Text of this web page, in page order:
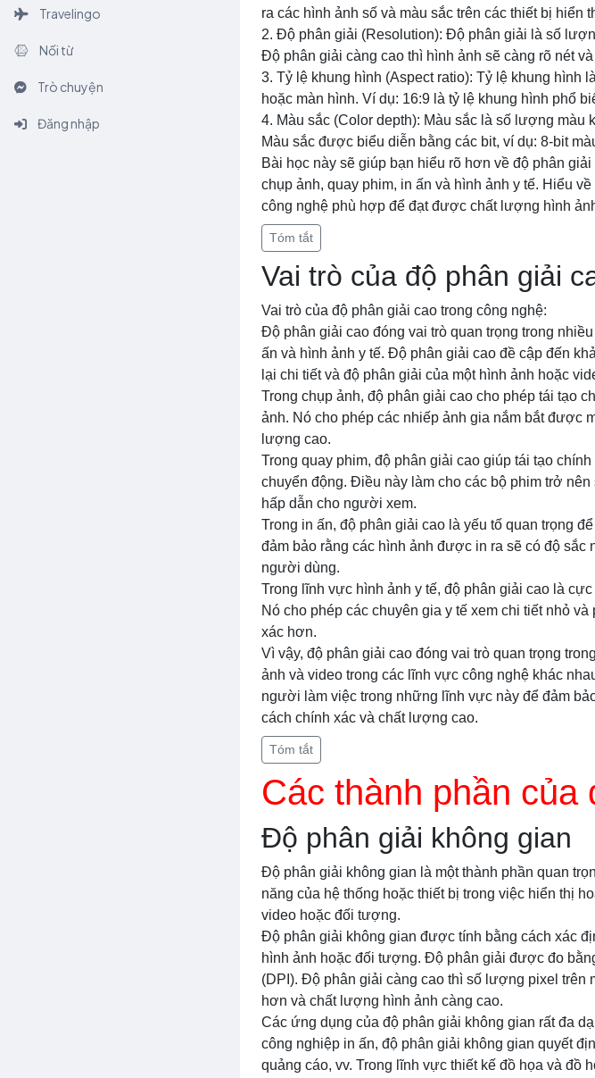
Travelingo
Nối từ
Trò chuyện
Đăng nhập
ra các hình ảnh số và màu sắc trên các thiết bị hiển
2. Độ phân giải (Resolution): Độ phân giải là số
Độ phân giải càng cao thì hình ảnh sẽ càng rõ nét
3. Tỷ lệ khung hình (Aspect ratio): Tỷ lệ khung hình
hoặc màn hình. Ví dụ: 16:9 là tỷ lệ khung hình phổ
4. Màu sắc (Color depth): Màu sắc là số lượng màu
Màu sắc được biểu diễn bằng các bit, ví dụ: 8-bit
Bài học này sẽ giúp bạn hiểu rõ hơn về độ phân
chụp ảnh, quay phim, in ấn và hình ảnh y tế. Hiểu
công nghệ phù hợp để đạt được chất lượng hình
Tóm tắt
Vai trò của độ phân giải
Vai trò của độ phân giải cao trong công nghệ:
Độ phân giải cao đóng vai trò quan trọng trong
ấn và hình ảnh y tế. Độ phân giải cao đề cập đến
lại chi tiết và độ phân giải của một hình ảnh hoặc
Trong chụp ảnh, độ phân giải cao cho phép tái tạo
ảnh. Nó cho phép các nhiếp ảnh gia nắm bắt được
lượng cao.
Trong quay phim, độ phân giải cao giúp tái tạo
chuyển động. Điều này làm cho các bộ phim trở
hấp dẫn cho người xem.
Trong in ấn, độ phân giải cao là yếu tố quan trọng
đảm bảo rằng các hình ảnh được in ra sẽ có độ
người dùng.
Trong lĩnh vực hình ảnh y tế, độ phân giải cao là
Nó cho phép các chuyên gia y tế xem chi tiết nhỏ
xác hơn.
Vì vậy, độ phân giải cao đóng vai trò quan trọng
ảnh và video trong các lĩnh vực công nghệ khác
người làm việc trong những lĩnh vực này để đảm
cách chính xác và chất lượng cao.
Tóm tắt
Các thành phần của
Độ phân giải không gian
Độ phân giải không gian là một thành phần quan
năng của hệ thống hoặc thiết bị trong việc hiển thị
video hoặc đối tượng.
Độ phân giải không gian được tính bằng cách xác
hình ảnh hoặc đối tượng. Độ phân giải được đo
(DPI). Độ phân giải càng cao thì số lượng pixel
hơn và chất lượng hình ảnh càng cao.
Các ứng dụng của độ phân giải không gian rất đa
công nghiệp in ấn, độ phân giải không gian quyết
quảng cáo, vv. Trong lĩnh vực thiết kế đồ họa và đồ